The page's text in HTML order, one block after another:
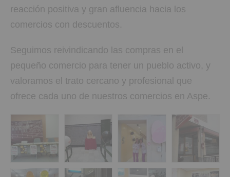
reacción positiva y gran afluencia hacia los
comercios con descuentos.
Seguimos reivindicando las compras en el
pequeño comercio para tener un pueblo activo, y
valoramos el trato cercano y profesional que
ofrece cada uno de nuestros comercios en Aspe.